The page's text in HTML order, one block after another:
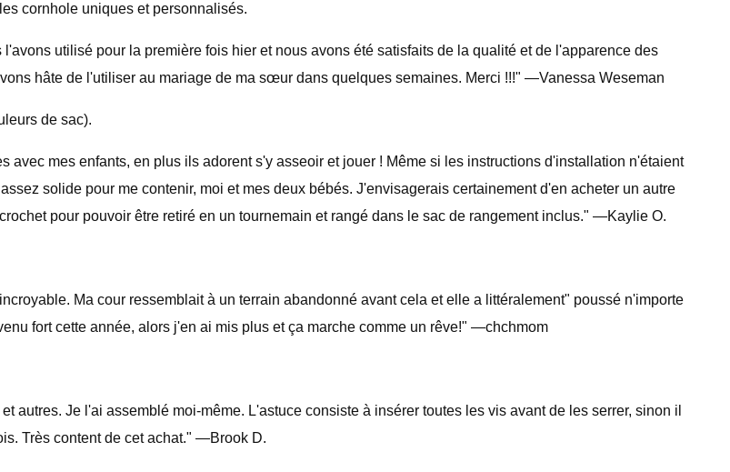
cornhole uniques et personnalisés.
utilisé pour la première fois hier et nous avons été satisfaits de la qualité et de l'apparence des
hâte de l'utiliser au mariage de ma sœur dans quelques semaines. Merci !!!" —Vanessa Weseman
de sac).
avec mes enfants, en plus ils adorent s'y asseoir et jouer ! Même si les instructions d'installation n'étaient
solide pour me contenir, moi et mes deux bébés. J'envisagerais certainement d'en acheter un autre
pour pouvoir être retiré en un tournemain et rangé dans le sac de rangement inclus." —Kaylie O.
Ma cour ressemblait à un terrain abandonné avant cela et elle a littéralement" poussé n'importe
fort cette année, alors j'en ai mis plus et ça marche comme un rêve!" —chchmom
autres. Je l'ai assemblé moi-même. L'astuce consiste à insérer toutes les vis avant de les serrer, sinon il
Très content de cet achat." —Brook D.